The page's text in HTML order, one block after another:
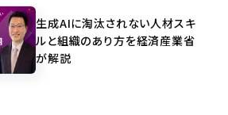
生成AIに淘汰されない人材スキ
ルと組織のあり方を経済産業省
が解説